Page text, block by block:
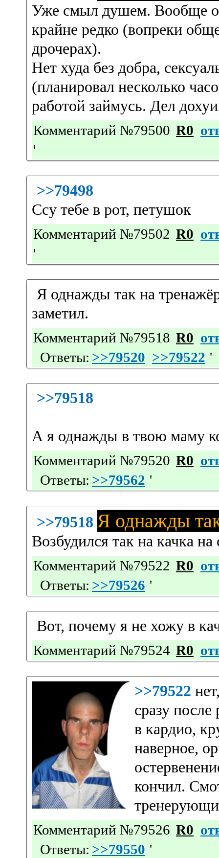
Уже смыл душем. Вообще
крайне редко (вопреки
дрочерах).
Нет худа без добра,
(планировал несколько
работой займусь. Дел
Комментарий №79500 R0
'
>>79498
Ссу тебе в рот, петушок
Комментарий №79502 R0
'
Я однажды так на
заметил.
Комментарий №79518 R0
Ответы: >>79520 >>79522 '
>>79518
А я однажды в твою маму
Комментарий №79520 R0
Ответы: >>79562 '
>>79518 Я однажды
Возбудился так на качка
Комментарий №79522 R0
Ответы: >>79526 '
Вот, почему я не хожу в
Комментарий №79524 R0
>>79522
сразу
в кардио,
наверное,
кончил.
Комментарий №79526 R0
Ответы: >>79550 '